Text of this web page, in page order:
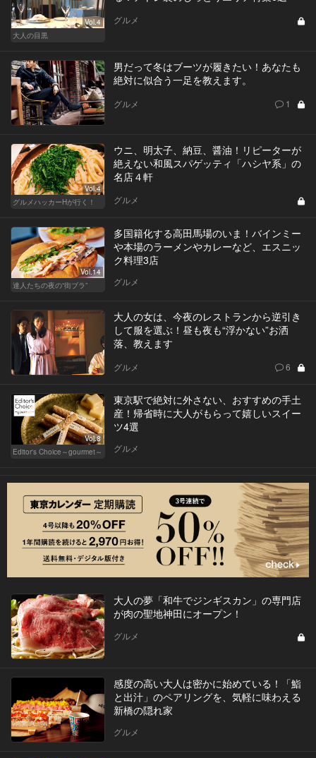
Vol.4
大人の目黒
グルメ
男だって冬はブーツが履きたい！あなたも
絶対に似合う一足を教えます。
グルメ 1
Vol.4
グルメハッカーHが行く！
ウニ、明太子、納豆、醤油！リピーターが
絶えない和風スパゲッティ「ハシヤ系」の
名店４軒
グルメ
Vol.14
達人たちの夜の“街ブラ”
多国籍化する高田馬場のいま！バインミー
や本場のラーメンやカレーなど、エスニッ
ク料理3店
グルメ
大人の女は、今夜のレストランから逆引き
して服を選ぶ！昼も夜も“浮かない”お洒
落、教えます
グルメ 6
Vol.8
Editor's Choice～gourmet～
東京駅で絶対に外さない、おすすめの手土
産！帰省時に大人がもらって嬉しいスイー
ツ4選
グルメ
大人の夢「和牛でジンギスカン」の専門店
が肉の聖地神田にオープン！
グルメ
感度の高い大人は密かに始めている！「鮨
と出汁」のペアリングを、気軽に味わえる
新橋の隠れ家
グルメ